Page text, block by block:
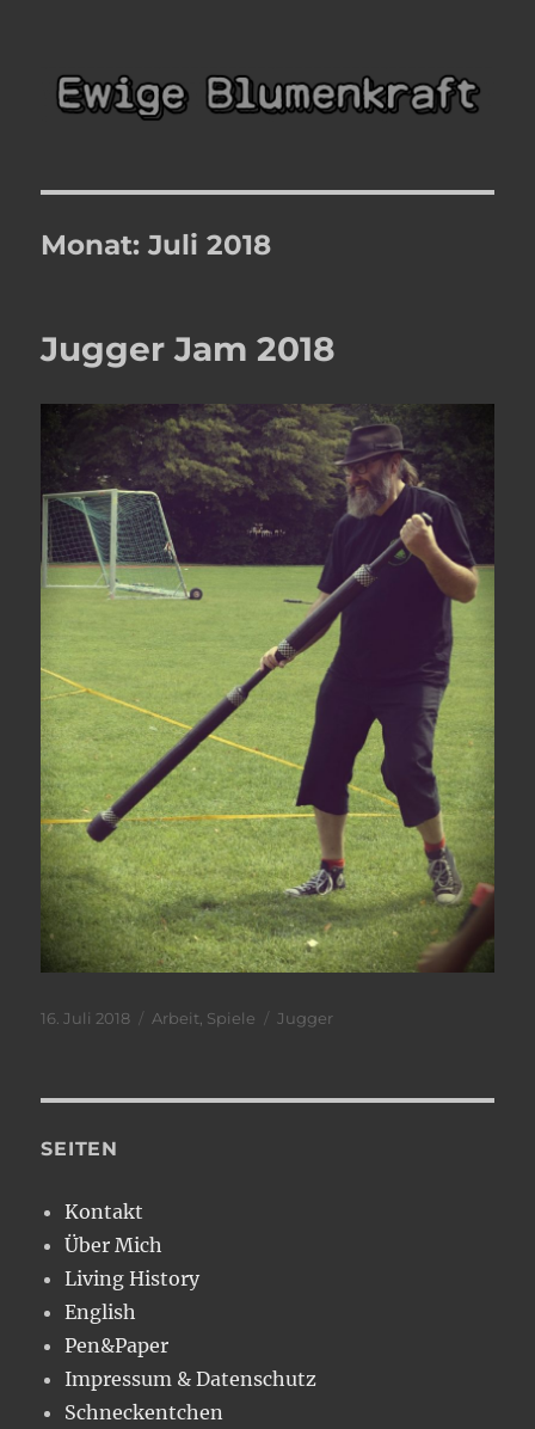
Ewige Blumenkraft
Monat:Juli 2018
Jugger Jam 2018
Veröffentlicht
16. Juli 2018 Kategorien
Arbeit, Spiele Schlagwörter
Jugger
SEITEN
Kontakt
Über Mich
Living History
English
Pen&Paper
Impressum & Datenschutz
Schneckentchen